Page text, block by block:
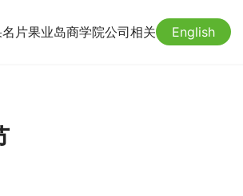
片果业岛商学院公司相关 English